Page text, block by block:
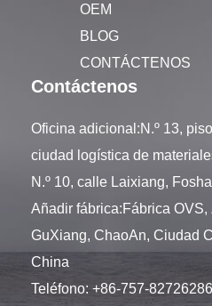
OEM
BLOG
CONTÁCTENOS
Contáctenos
Oficina adicional:N.º 13,
ciudad logística de
N.º 10, calle Laixiang,
Añadir fábrica:Fábrica
GuXiang, ChaoAn, Ciudad
China
Teléfono: +86-757-82726286